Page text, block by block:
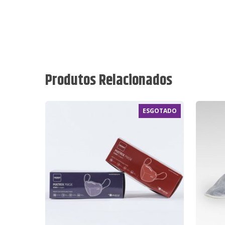
Produtos Relacionados
ESGOTADO